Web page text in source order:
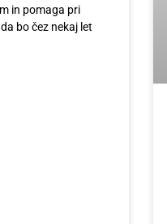
in pomaga pri
bo čez nekaj let